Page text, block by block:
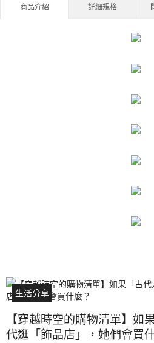
商品介紹 詳細規格
生活分享
【穿越時空的購物清單】如
代逛「飾品店」，她們會買